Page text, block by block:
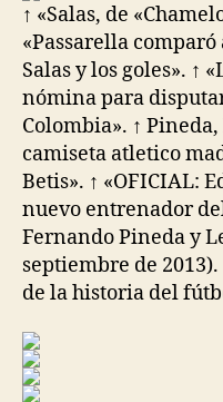
↑ «Salas, de
«Passarella
Salas y los goles». ↑
nómina para
Colombia». ↑
camiseta atletico
Betis». ↑ «OFICIAL:
nuevo entrenador
Fernando Pineda y
septiembre de
de la historia del